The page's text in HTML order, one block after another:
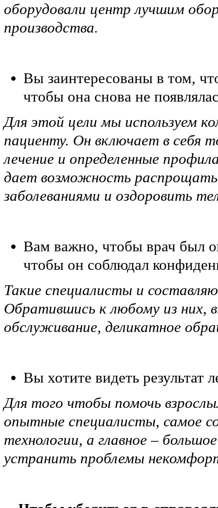
оборудовали центр лучшим
производства.
Вы заинтересованы в том,
чтобы она снова не
Для этой цели мы используем
пациенту. Он включает в себя
лечение и определенные
дает возможность
заболеваниями и оздоровить
Вам важно, чтобы врач был
чтобы он соблюдал
Такие специалисты и
Обратившись к любому из них,
обслуживание, деликатное
Вы хотите видеть результат
Для того чтобы помочь
опытные специалисты, самое
технологии, а главное –
устранить проблемы